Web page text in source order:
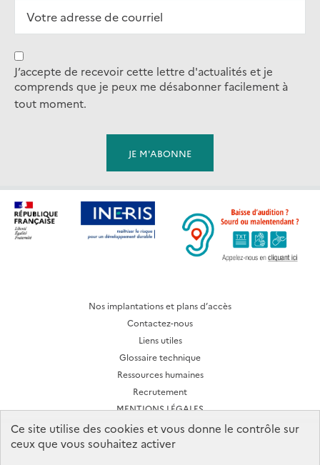
J’accepte de recevoir cette lettre d'actualités et je
comprends que je peux me désabonner facilement à
tout moment.
Nos implantations et plans d’accès
Contactez-nous
Liens utiles
Glossaire technique
Ressources humaines
Recrutement
MENTIONS LÉGALES
CONDITIONS D'UTILISATION
Archives des lettres d'actualité
Ce site utilise des cookies et vous donne le contrôle sur
ceux que vous souhaitez activer